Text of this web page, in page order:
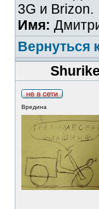
3G и Brizon.
Имя:
Вернуться
Вредина